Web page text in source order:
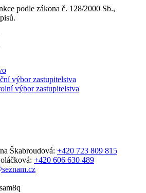
podle zákona č. 128/2000 Sb.,
výbor zastupitelstva
výbor zastupitelstva
Škabroudová: +420 723 809 815
+420 606 630 489